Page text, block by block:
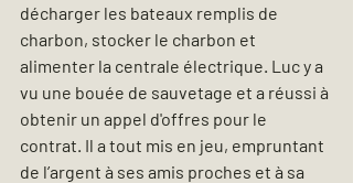
décharger les bateaux remplis de
charbon, stocker le charbon et
alimenter la centrale électrique. Luc y a
vu une bouée de sauvetage et a réussi à
obtenir un appel d'offres pour le
contrat. Il a tout mis en jeu, empruntant
de l’argent à ses amis proches et à sa